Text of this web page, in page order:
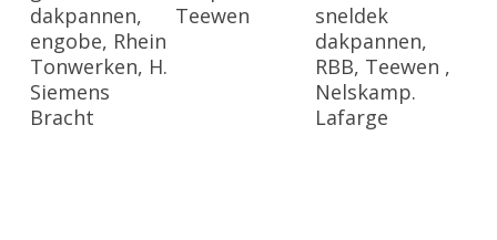
dakpannen,
engobe, Rhein
Tonwerken, H.
Siemens
Bracht
Teewen
sneldek
dakpannen,
RBB, Teewen ,
Nelskamp.
Lafarge